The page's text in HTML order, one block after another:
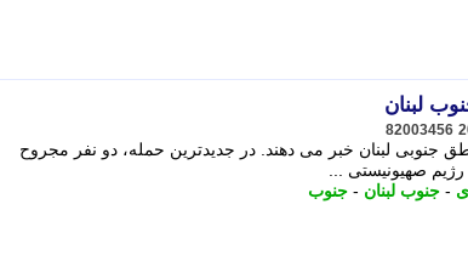
لبنان
82003456
جنوبی لبنان خبر می دهند. در جدیدترین حمله، دو نفر مجروح
صهیونیستی ...
- جنوب لبنان - جنوب